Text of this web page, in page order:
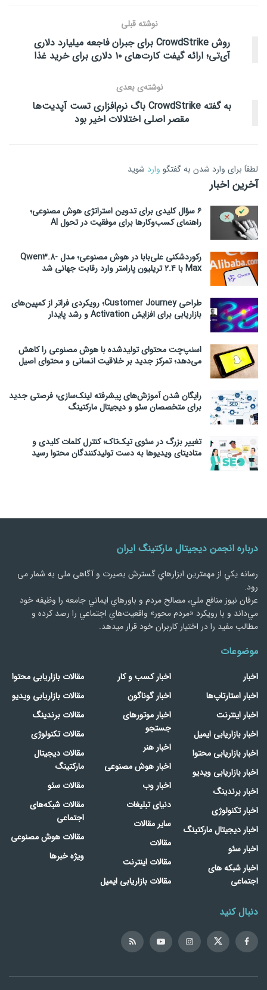
نوشته قبلی
روش CrowdStrike برای جبران فاجعه میلیارد دلاری
آی‌تی؛ ارائه گیفت کارت‌های ۱۰ دلاری برای خرید غذا
نوشته‌ی بعدی
به گفته CrowdStrike باگ نرم‌افزاری تست آپدیت‌ها
مقصر اصلی اختلالات اخیر بود
لطفاَ برای وارد شدن به گفتگو وارد شوید
آخرین اخبار
۶ سؤال کلیدی برای تدوین استراتژی هوش مصنوعی؛
راهنمای کسب‌وکارها برای موفقیت در تحول AI
رکوردشکنی علی‌بابا در هوش مصنوعی؛ مدل Qwen3.8-
Max با ۲.۴ تریلیون پارامتر وارد رقابت جهانی شد
طراحی Customer Journey؛ رویکردی فراتر از کمپین‌های
بازاریابی برای افزایش Activation و رشد پایدار
اسنپ‌چت محتوای تولیدشده با هوش مصنوعی را کاهش
می‌دهد؛ تمرکز جدید بر خلاقیت انسانی و محتوای اصیل
رایگان شدن آموزش‌های پیشرفته لینک‌سازی؛ فرصتی جدید
برای متخصصان سئو و دیجیتال مارکتینگ
تغییر بزرگ در سئوی تیک‌تاک؛ کنترل کلمات کلیدی و
متادیتای ویدیوها به دست تولیدکنندگان محتوا رسید
درباره انجمن دیجیتال مارکتینگ ایران
رسانه يكي از مهمترین ابزارهاي گسترش بصیرت و آگاهی ملی به شمار می
رود.
عرفان نیوز منافع ملي، مصالح مردم و باورهاي ايماني جامعه را وظيفه خود
مي‌داند و با رويكرد «مردم‌ محور» واقعيت‌هاي اجتماعي را رصد کرده و
مطالب مفید را در اختیار کاربران خود قرار میدهد.
موضوعات
اخبار
اخبار استارتاپ‌ها
اخبار اینترنت
اخبار بازاریابی ایمیل
اخبار بازاریابی محتوا
اخبار بازاریابی ویدیو
اخبار برندینگ
اخبار تکنولوژی
اخبار دیجیتال مارکتینگ
اخبار سئو
اخبار شبکه های
اجتماعی
اخبار کسب و کار
اخبار گوناگون
اخبار موتورهای
جستجو
اخبار هنر
اخبار هوش مصنوعی
اخبار وب
دنیای تبلیغات
سایر مقالات
مقالات
مقالات اینترنت
مقالات بازاریابی ایمیل
مقالات بازاریابی محتوا
مقالات بازاریابی ویدیو
مقالات برندینگ
مقالات تکنولوژی
مقالات دیجیتال
مارکتینگ
مقالات سئو
مقالات شبکه‌های
اجتماعی
مقالات هوش مصنوعی
ویژه خبرها
دنبال کنید